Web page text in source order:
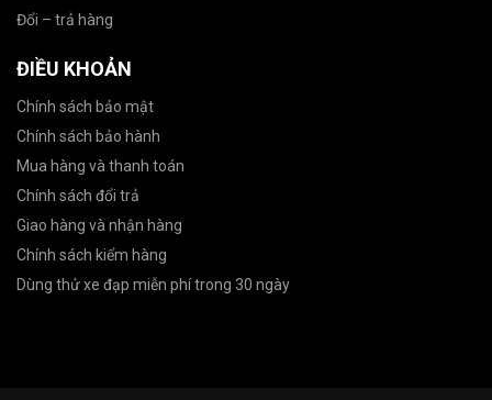
Đổi – trả hàng
ĐIỀU KHOẢN
Chính sách bảo mật
Chính sách bảo hành
Mua hàng và thanh toán
Chính sách đổi trả
Giao hàng và nhận hàng
Chính sách kiểm hàng
Dùng thử xe đạp miễn phí trong 30 ngày